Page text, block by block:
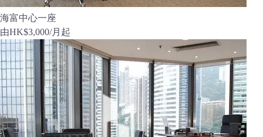
海富中心一座
由HK$3,000/月起